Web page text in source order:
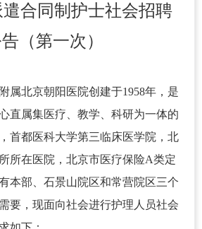
合同制护士社会招聘
（第一次）
属北京朝阳医院创建于1958年，是
直属集医疗、教学、科研为一体的
首都医科大学第三临床医学院，北
所在医院，北京市医疗保险A类定
本部、石景山院区和常营院区三个
要，现面向社会进行护理人员社会